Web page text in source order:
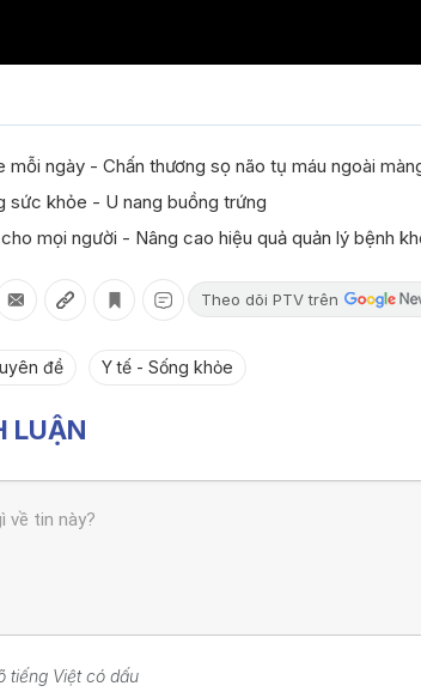
mỗi ngày - Chấn thương sọ não tụ máu ngoài
sức khỏe - U nang buồng trứng
mọi người - Nâng cao hiệu quả quản lý bệnh
Theo dõi PTV trên
đề Y tế - Sống khỏe
LUẬN
tiếng Việt có dấu